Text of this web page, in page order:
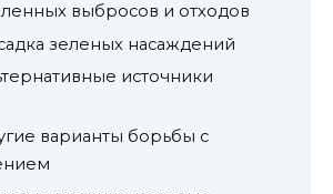
выбросов и отходов
зеленых насаждений
источники
варианты борьбы с